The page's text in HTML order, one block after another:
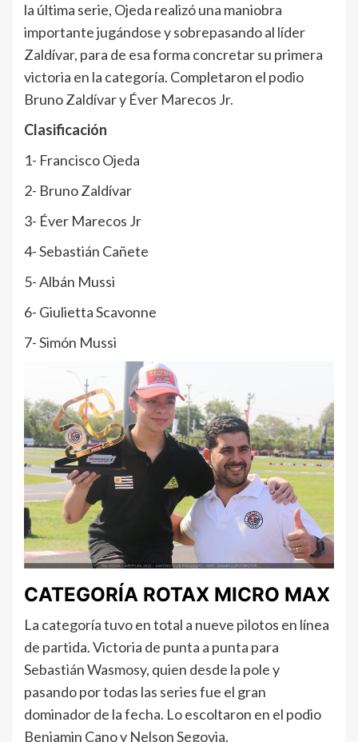
la última serie, Ojeda realizó una maniobra
importante jugándose y sobrepasando al líder
Zaldívar, para de esa forma concretar su primera
victoria en la categoría. Completaron el podio
Bruno Zaldívar y Éver Marecos Jr.
Clasificación
1- Francisco Ojeda
2- Bruno Zaldívar
3- Éver Marecos Jr
4- Sebastián Cañete
5- Albán Mussi
6- Giulietta Scavonne
7- Simón Mussi
CATEGORÍA ROTAX MICRO MAX
La categoría tuvo en total a nueve pilotos en línea
de partida. Victoria de punta a punta para
Sebastián Wasmosy, quien desde la pole y
pasando por todas las series fue el gran
dominador de la fecha. Lo escoltaron en el podio
Benjamin Cano y Nelson Segovia.